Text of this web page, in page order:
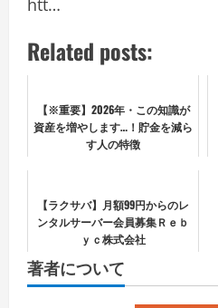
htt…
Related posts:
【※重要】2026年・この知識が
資産を増やします…！貯金を減ら
す人の特徴
【ラクサバ】月額99円からのレ
ンタルサーバー会員募集Ｒｅｂ
ｙｃ株式会社
著者について